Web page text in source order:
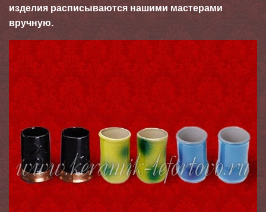
изделия расписываются нашими мастерами
вручную.